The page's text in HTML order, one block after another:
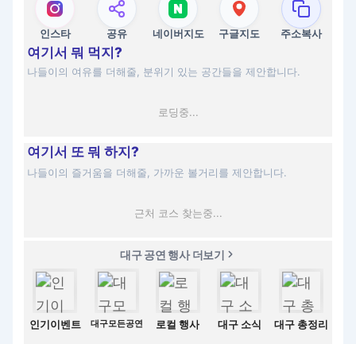
인스타 공유 네이버지도 구글지도 주소복사
여기서 뭐 먹지?
나들이의 여유를 더해줄, 분위기 있는 공간들을 제안합니다.
로딩중...
여기서 또 뭐 하지?
나들이의 즐거움을 더해줄, 가까운 볼거리를 제안합니다.
근처 코스 찾는중...
대구 공연 행사 더보기
인기이벤트 대구모든공연 로컬 행사 대구 소식 대구 총정리